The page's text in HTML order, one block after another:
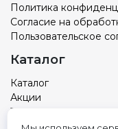
Политика
Согласие на
Пользовательское
Каталог
Каталог
Акции
Товар с вашим
Новости